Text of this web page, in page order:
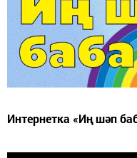
Интернетка «Иң шәп